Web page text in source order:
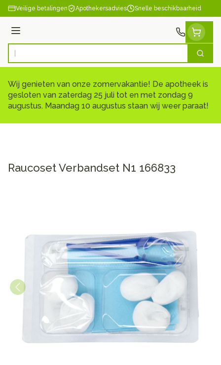
Ga naar de inhoud
Veilige betalingen Apothekersadvies Snelle beschikbaarheid
Menu
Product, merk, categorie... Zoek
Wij genieten van onze zomervakantie! De apotheek is
gesloten van zaterdag 25 juli tot en met zondag 9
augustus. Maandag 10 augustus staan wij weer paraat!
Raucoset Verbandset N1 166833